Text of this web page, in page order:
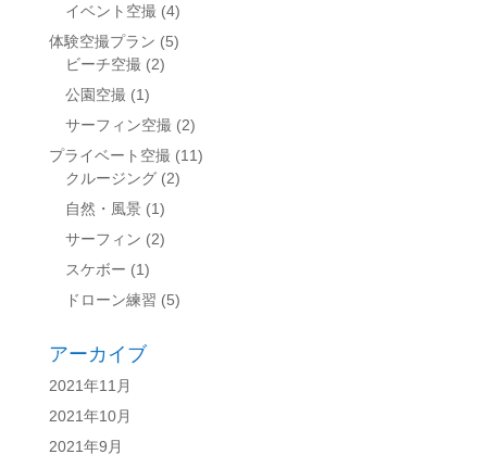
イベント空撮 (4)
体験空撮プラン (5)
ビーチ空撮 (2)
公園空撮 (1)
サーフィン空撮 (2)
プライベート空撮 (11)
クルージング(2)
自然・風景(1)
サーフィン (2)
スケボー (1)
ドローン練習 (5)
アーカイブ
2021年11月
2021年10月
2021年9月